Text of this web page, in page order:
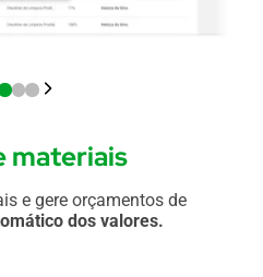
materiais
e gere orçamentos de
dos valores.